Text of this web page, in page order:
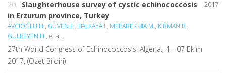
2017
20. Slaughterhouse survey of cystic echinococcosis
in Erzurum province, Turkey
AVCIOĞLU H., GÜVEN E., BALKAYA İ., MEBAREK BİA M., KİRMAN R.,
GÜLBEYEN H., et al.
27th World Congress of Echinococcosis. Algeria., 4 - 07 Ekim
2017, (Özet Bildiri)